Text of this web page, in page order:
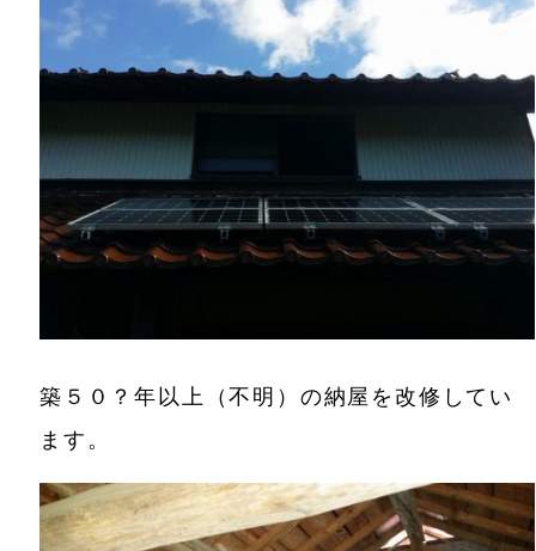
築５０？年以上（不明）の納屋を改修してい
ます。